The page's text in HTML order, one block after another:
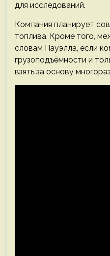
для исследований.
Компания планирует
топлива. Кроме того,
словам Пауэлла, если
грузоподъёмности и
взять за основу